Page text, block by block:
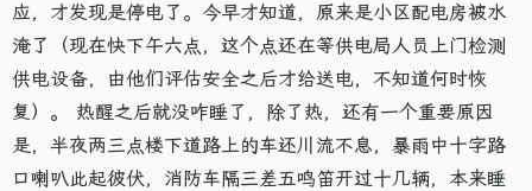
应，才发现是停电了。今早才知道，原来是小区配电房被水
淹了（现在快下午六点，这个点还在等供电局人员上门检测
供电设备，由他们评估安全之后才给送电，不知道何时恢
复）。 热醒之后就没咋睡了，除了热，还有一个重要原因
是，半夜两三点楼下道路上的车还川流不息，暴雨中十字路
口喇叭此起彼伏，消防车隔三差五鸣笛开过十几辆，本来睡